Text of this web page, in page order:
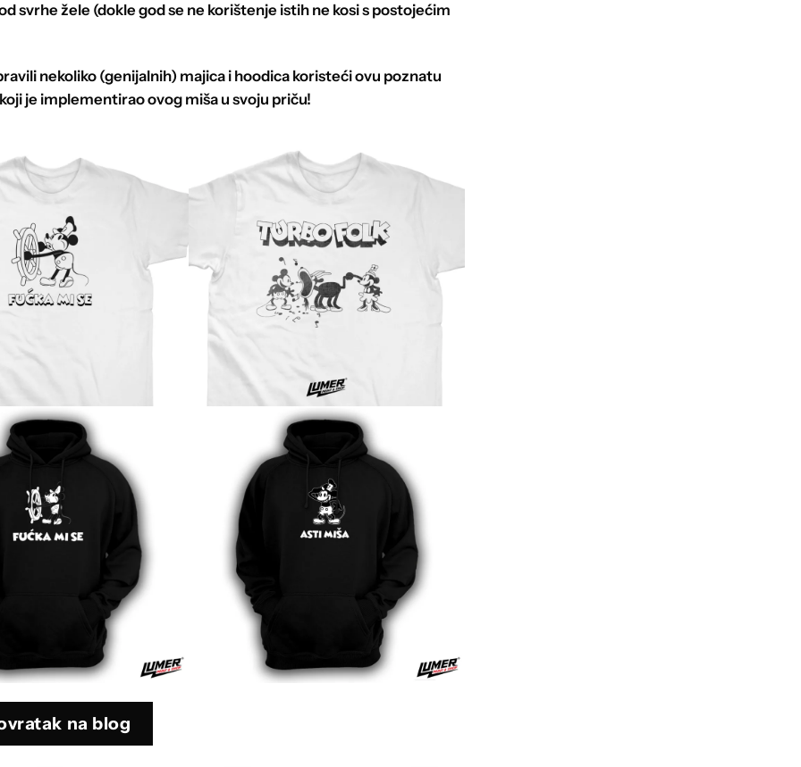
svrhe žele (dokle god se ne korištenje istih ne kosi s postojećim
nekoliko (genijalnih) majica i hoodica koristeći ovu poznatu
je implementirao ovog miša u svoju priču!
na blog